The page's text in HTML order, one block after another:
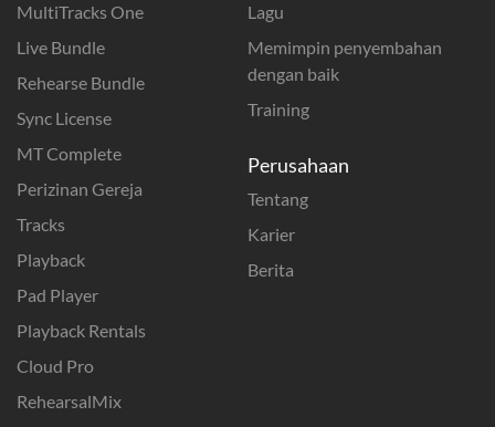
MultiTracks One
Live Bundle
Rehearse Bundle
Sync License
MT Complete
Perizinan Gereja
Tracks
Playback
Pad Player
Playback Rentals
Cloud Pro
RehearsalMix
Lagu
Memimpin penyembahan
dengan baik
Training
Perusahaan
Tentang
Karier
Berita